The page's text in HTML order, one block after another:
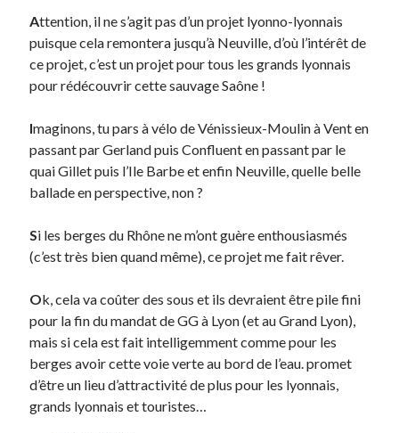
Commentaires récents
Entretien ménager dans T’as vu quoi ? #52
littleceltdans Comment j’ai opéré ma vélorution toute personnelle
Anthonydans Comment j’ai opéré ma vélorution toute personnelle
Renaud DucherdansComment j’ai opéré ma vélorution toute
personnelle
On parle de quoi ?
A Lyon
Bon plan du dimanche
Coup de coeur
Daddy
Engagé
Attention, il ne s’agit pas d’un projet lyonno-lyonnais
puisque cela remontera jusqu’à Neuville, d’où l’intérêt de
ce projet, c’est un projet pour tous les grands lyonnais
pour rédécouvrir cette sauvage Saône !
Imaginons, tu pars à vélo de Vénissieux-Moulin à Vent en
passant par Gerland puis Confluent en passant par le
quai Gillet puis l’Ile Barbe et enfin Neuville, quelle belle
ballade en perspective, non ?
Si les berges du Rhône ne m’ont guère enthousiasmés
(c’est très bien quand même), ce projet me fait rêver.
Ok, cela va coûter des sous et ils devraient être pile fini
pour la fin du mandat de GG à Lyon (et au Grand Lyon),
mais si cela est fait intelligemment comme pour les
berges avoir cette voie verte au bord de l’eau. promet
d’être un lieu d’attractivité de plus pour les lyonnais,
grands lyonnais et touristes…